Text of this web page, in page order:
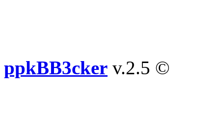
ppkBB3cker v.2.5 ©